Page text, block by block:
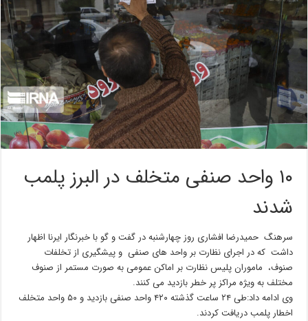
۱۰ واحد صنفی متخلف در البرز پلمب
شدند
سرهنگ حمیدرضا افشاری روز چهارشنبه در گفت و گو با خبرنگار ایرنا اظهار
داشت که در اجرای نظارت بر واحد های صنفی و پیشگیری از تخلفات
صنوف، ماموران پلیس نظارت بر اماکن عمومی به صورت مستمر از صنوف
مختلف به ویژه مراکز پر خطر بازدید می کنند.
وی ادامه داد:طی ۲۴ ساعت گذشته ۴۲۰ واحد صنفی بازدید و ۵۰ واحد متخلف
اخطار پلمب دریافت کردند.